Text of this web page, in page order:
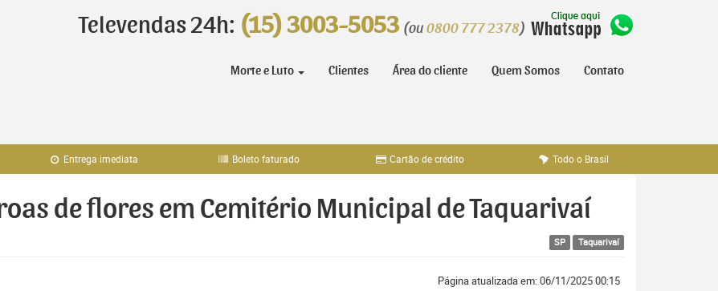
Televendas 24h: (15) 3003-5053 (ou 0800 777 2378)
Morte e Luto Clientes Área do cliente Quem Somos Contato
Entrega imediata Boleto faturado Cartão de crédito Todo o Brasil
de flores em Cemitério Municipal de Taquarivaí
SP Taquarivaí
Página atualizada em: 06/11/2025 00:15